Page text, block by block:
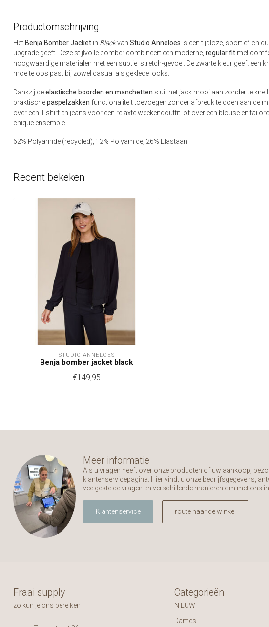
Productomschrijving
Het Benja Bomber Jacket in Blackvan Studio Anneloes is een tijdloze, sportief-
upgrade geeft. Deze stijlvolle bomber combineert een moderne, regular fit met
hoogwaardige materialen met een subtiel stretch-gevoel. De zwarte kleur geeft een
moeiteloos past bij zowel casual als geklede looks.
Dankzij deelastische boorden en manchetten sluit het jack mooi aan zonder te
praktischepaspelzakken functionaliteit toevoegen zonder afbreuk te doen aan de
over een T-shirt en jeans voor een relaxte weekendoutfit, of over een blouse en
chique ensemble.
62% Polyamide (recycled), 12% Polyamide, 26% Elastaan
Recent bekeken
STUDIO ANNELOES
Benja bomber jacket black
€149,95
Meer informatie
Als u vragen heeft over onze producten of uw aankoop,
klantenservicepagina. Hier vindt u onze bedrijfsgegevens,
veelgestelde vragen en verschillende manieren om met ons
Klantenservice route naar de winkel
Fraai supply
zo kun je ons bereiken
Categorieën
NIEUW
Dames